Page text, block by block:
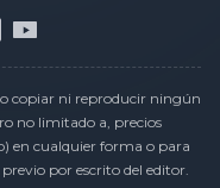
copiar ni reproducir ningún
no limitado a, precios
en cualquier forma o para
por escrito del editor.